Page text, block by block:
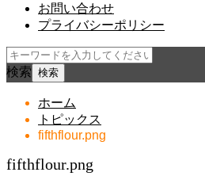
お問い合わせ
プライバシーポリシー
検索
ホーム
トピックス
fifthflour.png
fifthflour.png